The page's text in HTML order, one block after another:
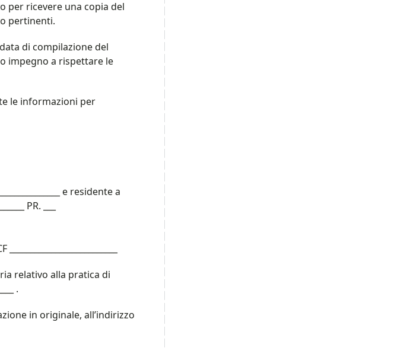
per ricevere una copia del
pertinenti.
di compilazione del
impegno a rispettare le
le informazioni per
e residente a
PR. ___
relativo alla pratica di
.
in originale, all’indirizzo